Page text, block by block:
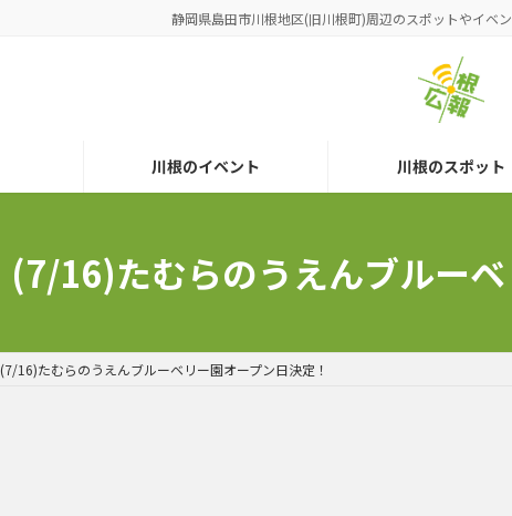
静岡県島田市川根地区(旧川根町)周辺のスポットやイベ
川根のイベント 川根のスポット
(7/16)たむらのうえんブルーベ
(7/16)たむらのうえんブルーベリー園オープン日決定！